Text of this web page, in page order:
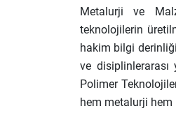
Metalurji ve
teknolojilerin
hakim bilgi derinliği
ve disiplinlerarası
Polimer
hem metalurji hem